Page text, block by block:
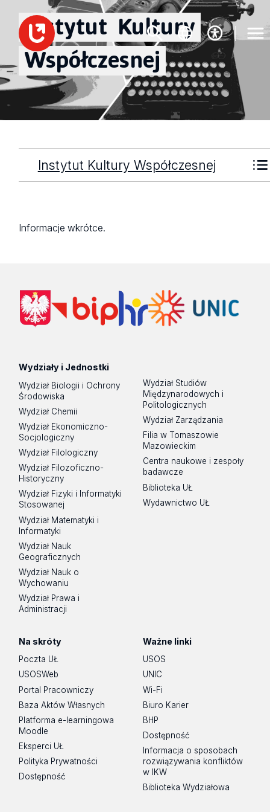
Instytut Kultury
Współczesnej
Instytut Kultury Współczesnej
Informacje wkrótce.
Wydziały i Jednostki
Wydział Biologii i Ochrony
Środowiska
Wydział Chemii
Wydział Ekonomiczno-
Socjologiczny
Wydział Filologiczny
Wydział Filozoficzno-
Historyczny
Wydział Fizyki i Informatyki
Stosowanej
Wydział Matematyki i
Informatyki
Wydział Nauk
Geograficznych
Wydział Nauk o
Wychowaniu
Wydział Prawa i
Administracji
Wydział Studiów
Międzynarodowych i
Politologicznych
Wydział Zarządzania
Filia w Tomaszowie
Mazowieckim
Centra naukowe i zespoły
badawcze
Biblioteka UŁ
Wydawnictwo UŁ
Na skróty
Poczta UŁ
USOSWeb
Portal Pracowniczy
Baza Aktów Własnych
Platforma e-learningowa
Moodle
Eksperci UŁ
Polityka Prywatności
Dostępność
Ważne linki
USOS
UNIC
Wi-Fi
Biuro Karier
BHP
Dostępność
Informacja o sposobach
rozwiązywania konfliktów
w IKW
Biblioteka Wydziałowa